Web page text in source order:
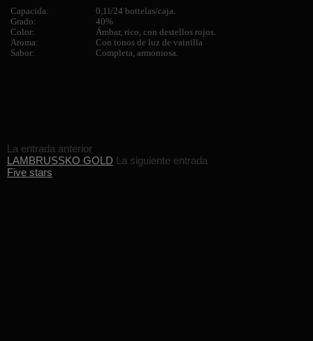
Capacida:
0,1l/24 bottelas/caja.
Grado:
40%
Color:
Ámbar, rico, con destellos rojos.
Aroma:
Con tonos de luz de vainilla
Sabor:
Completa, armoniosa.
La entrada anterior
LAMBRUSSKO GOLD La siguiente entrada
Five stars